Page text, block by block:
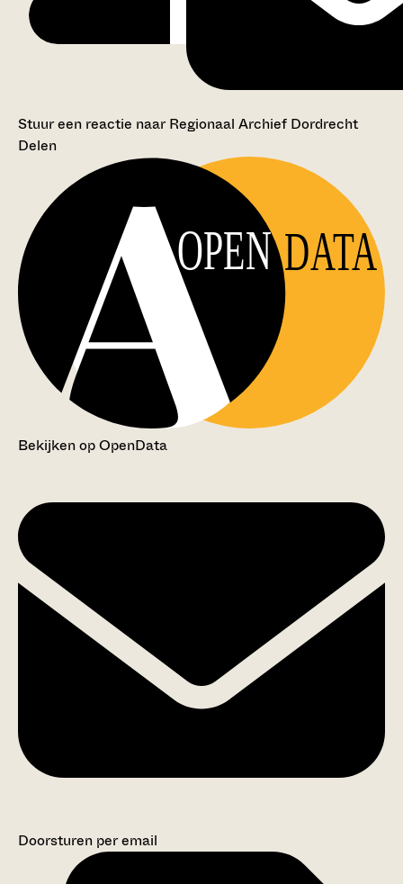
Stuur een reactie naar Regionaal Archief Dordrecht
Delen
OPEN DATA
Bekijken op OpenData
Doorsturen per email